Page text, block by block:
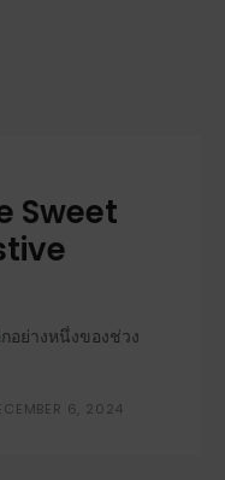
Sweet
อย่างหนึ่งของช่วง
6, 2024